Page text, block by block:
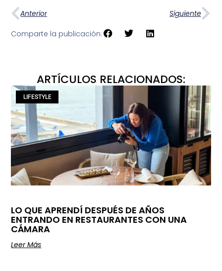
Anterior Siguiente
Comparte la publicación:
ARTÍCULOS RELACIONADOS:
LIFESTYLE
LO QUE APRENDÍ DESPUÉS DE AÑOS
ENTRANDO EN RESTAURANTES CON UNA
CÁMARA
Leer Más